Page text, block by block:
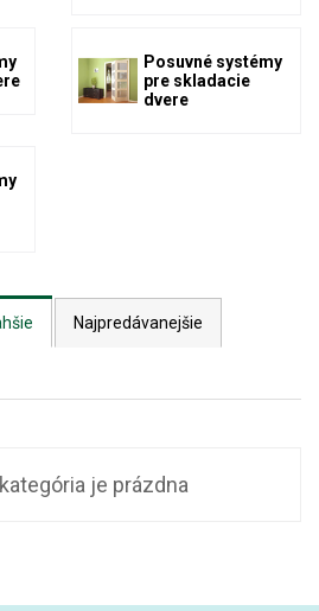
Posuvné systémy
pre skladacie
dvere
Najpredávanejšie
je prázdna